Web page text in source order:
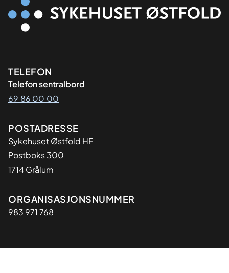
Kontaktinformasjon
TELEFON
Telefon sentralbord
69 86 00 00
Adresse
POSTADRESSE
Sykehuset Østfold HF
Postboks 300
1714 Grålum
Organisasjon
ORGANISASJONSNUMMER
983 971 768